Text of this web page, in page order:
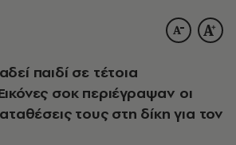
παιδί σε τέτοια
σοκ περιέγραψαν οι
τους στη δίκη για τον